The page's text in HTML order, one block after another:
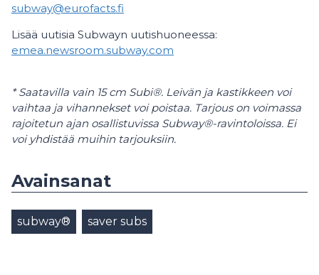
subway@eurofacts.fi
Lisää uutisia Subwayn uutishuoneessa:
emea.newsroom.subway.com
* Saatavilla vain 15 cm Subi®. Leivän ja kastikkeen voi
vaihtaa ja vihannekset voi poistaa. Tarjous on voimassa
rajoitetun ajan osallistuvissa Subway®-ravintoloissa. Ei
voi yhdistää muihin tarjouksiin.
Avainsanat
subway® saver subs